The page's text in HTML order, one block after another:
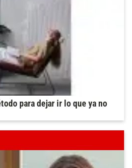
para dejar ir lo que ya no